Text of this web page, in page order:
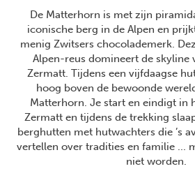
De Matterhorn is met zijn
iconische berg in de Alpen en
menig Zwitsers chocolademerk.
Alpen-reus domineert de skyline
Zermatt. Tijdens een vijfdaagse
hoog boven de bewoonde
Matterhorn. Je start en eindigt in
Zermatt en tijdens de trekking
berghutten met hutwachters die ’s
vertellen over tradities en familie ...
niet worden.